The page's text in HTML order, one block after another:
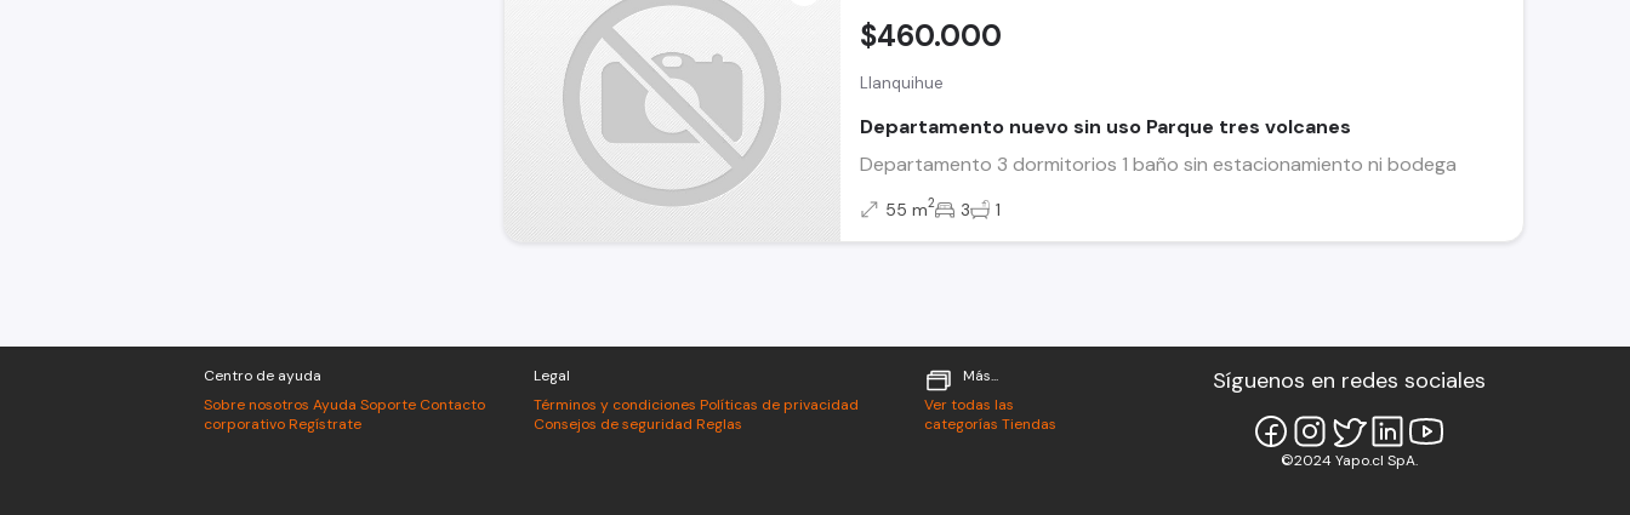
Llanquihue
Departamento nuevo sin uso Parque tres volcanes
Departamento 3 dormitorios 1 baño sin estacionamiento ni bodega
$460.000
55 m2 3 1
Centro de ayuda
Sobre nosotros Ayuda Soporte Contacto
corporativo Regístrate
Legal
Términos y condiciones Políticas de privacidad
Consejos de seguridad Reglas
Más...
Ver todas las
categorías Tiendas
Síguenos en redes sociales
©2024 Yapo.cl SpA.